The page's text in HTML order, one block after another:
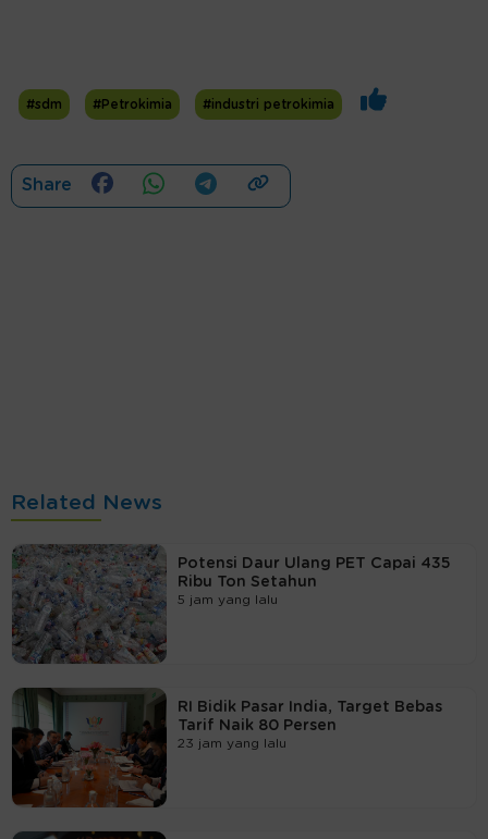
#sdm #Petrokimia #industri petrokimia
Share
Related News
Potensi Daur Ulang PET Capai 435
Ribu Ton Setahun
5 jam yang lalu
RI Bidik Pasar India, Target Bebas
Tarif Naik 80 Persen
23 jam yang lalu